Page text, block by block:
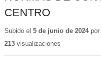
CENTRO
Subido el 5 de junio de 2024por
213visualizaciones